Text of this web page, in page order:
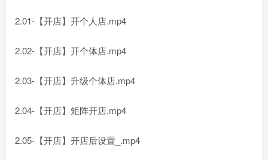
2.01-【开店】开个人店.mp4
2.02-【开店】开个体店.mp4
2.03-【开店】升级个体店.mp4
2.04-【开店】矩阵开店.mp4
2.05-【开店】开店后设置_.mp4